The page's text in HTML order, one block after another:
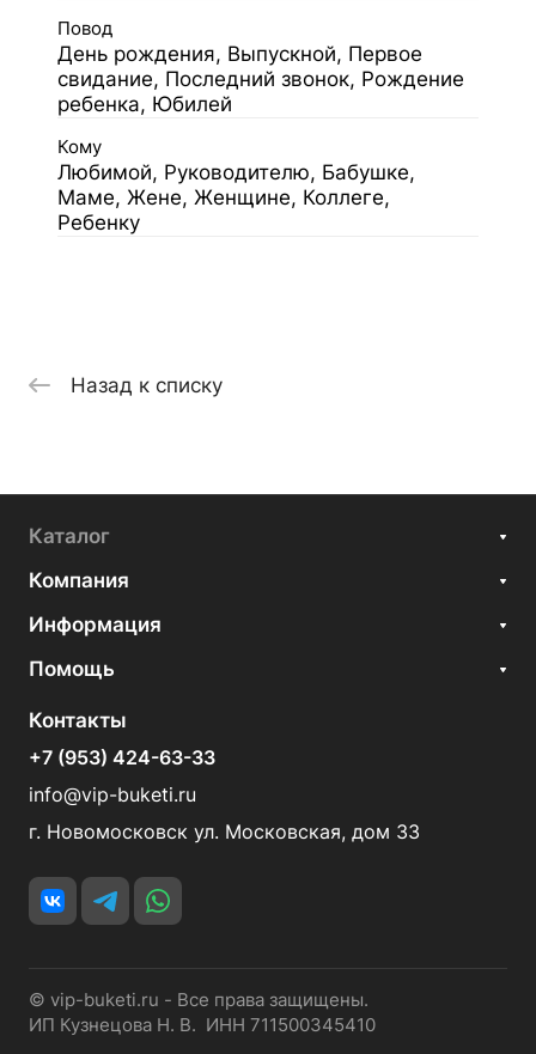
Повод
День рождения, Выпускной, Первое
свидание, Последний звонок, Рождение
ребенка, Юбилей
Кому
Любимой, Руководителю, Бабушке,
Маме, Жене, Женщине, Коллеге,
Ребенку
Назад к списку
Каталог
Компания
Информация
Помощь
Контакты
+7 (953) 424-63-33
info@vip-buketi.ru
г. Новомосковск ул. Московская, дом 33
© vip-buketi.ru - Все права защищены.
ИП Кузнецова Н. В. ИНН 711500345410